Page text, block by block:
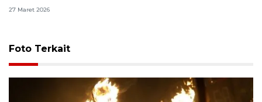
27 Maret 2026
Foto Terkait